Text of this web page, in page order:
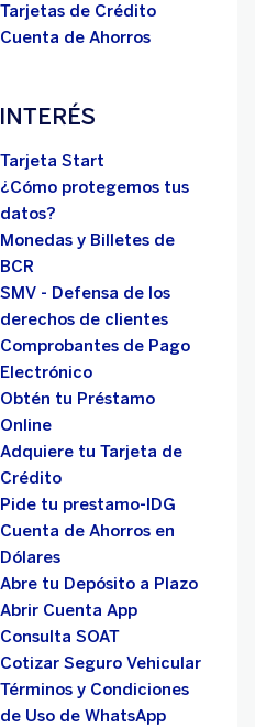
Tarjetas de Crédito
Cuenta de Ahorros
Tarjeta Start
¿Cómo protegemos tus
datos?
Monedas y Billetes de
BCR
SMV - Defensa de los
derechos de clientes
Comprobantes de Pago
Electrónico
Obtén tu Préstamo
Online
Adquiere tu Tarjeta de
Crédito
Pide tu prestamo-IDG
Cuenta de Ahorros en
Dólares
Abre tu Depósito a Plazo
Abrir Cuenta App
Consulta SOAT
Cotizar Seguro Vehicular
Términos y Condiciones
de Uso de WhatsApp